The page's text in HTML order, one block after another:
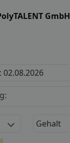
GmbH
Gehalt